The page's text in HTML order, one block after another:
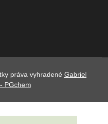
práva vyhradené Gabriel
PGchem